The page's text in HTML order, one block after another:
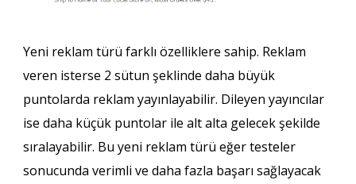
Yeni reklam türü farklı özelliklere sahip. Reklam
veren isterse 2 sütun şeklinde daha büyük
puntolarda reklam yayınlayabilir. Dileyen yayıncılar
ise daha küçük puntolar ile alt alta gelecek şekilde
sıralayabilir. Bu yeni reklam türü eğer testeler
sonucunda verimli ve daha fazla başarı sağlayacak